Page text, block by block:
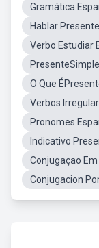
Gramática
Hablar
Verbo Estudiar
O Que
Verbos
Pronomes
Indicativo
Conjugaçao
Conjugacion